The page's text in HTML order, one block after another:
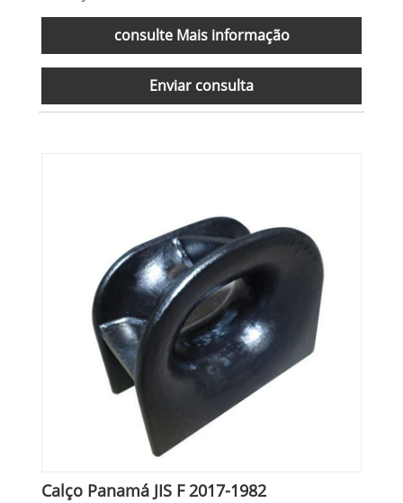
consulte Mais informação
Enviar consulta
Calço Panamá JIS F 2017-1982